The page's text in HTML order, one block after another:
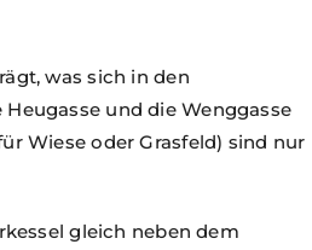
was sich in den
und die Wenggasse
Wiese oder Grasfeld) sind nur
gleich neben dem